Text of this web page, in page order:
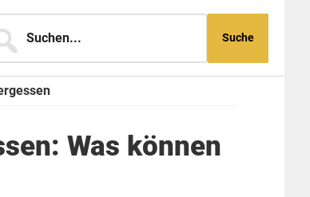
Was können